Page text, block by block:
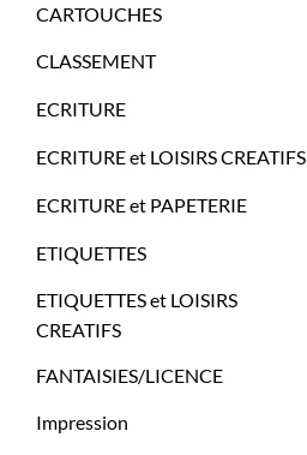
CARTOUCHES
CLASSEMENT
ECRITURE
ECRITURE et LOISIRS CREATIFS
ECRITURE et PAPETERIE
ETIQUETTES
ETIQUETTES et LOISIRS
CREATIFS
FANTAISIES/LICENCE
Impression